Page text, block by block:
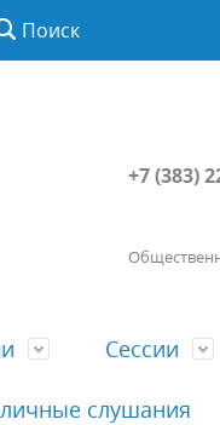
Поиск
+7 (383)
Сессии
слушания